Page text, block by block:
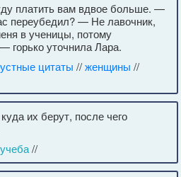
платить вам вдвое больше. —
переубедил? — Не лавочник,
в ученицы, потому
уточнила Лара.
цитаты //женщины //
их берут, после чего
//